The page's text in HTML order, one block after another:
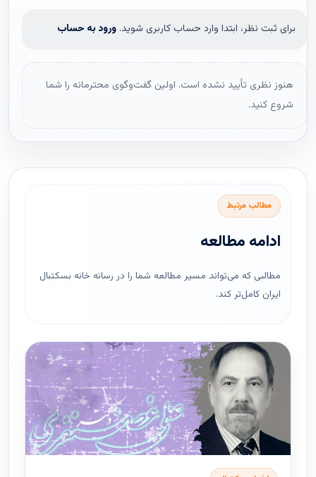
برای ثبت نظر، ابتدا وارد حساب کاربری شوید. ورود به حساب
هنوز نظری تأیید نشده است. اولین گفت‌وگوی محترمانه را شما
شروع کنید.
مطالب مرتبط
ادامه مطالعه
مطالبی که می‌تواند مسیر مطالعه شما را در رسانه خانه بسکتبال
ایران کامل‌تر کند.